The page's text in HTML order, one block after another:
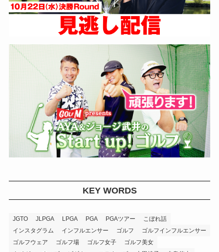
KEY WORDS
JGTO JLPGA LPGA PGA PGAツアー
こぼれ話
インスタグラム
インフルエンサー ゴルフ
ゴルフインフルエンサー
ゴルフウェア
ゴルフ場 ゴルフ女子
ゴルフ美女